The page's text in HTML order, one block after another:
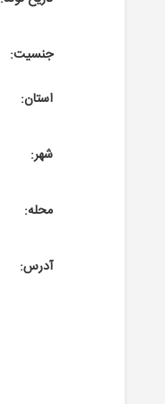
جنسیت:
استان:
شهر:
محله:
آدرس: